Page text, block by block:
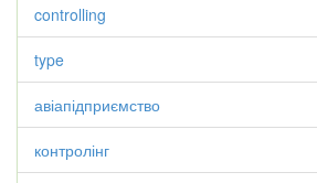
controlling
type
авіапідприємство
контролінг